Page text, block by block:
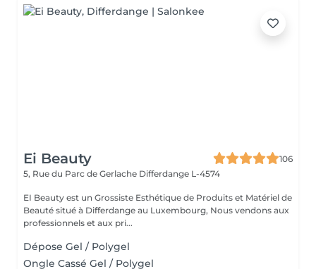
Ei Beauty
106
5, Rue du Parc de Gerlache Differdange L-4574
EI Beauty est un Grossiste Esthétique de Produits et Matériel de
Beauté situé à Differdange au Luxembourg, Nous vendons aux
professionnels et aux pri...
Dépose Gel / Polygel
Ongle Cassé Gel / Polygel